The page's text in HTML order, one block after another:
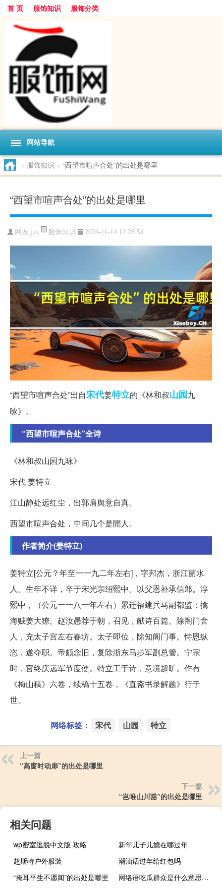
首 页 服饰知识 服饰分类
网站导航
> 服饰知识 > “西望市喧声合处”的出处是哪里
“西望市喧声合处”的出处是哪里
网友:jzx 服饰知识 2024-11-14 12:28:54
“西望市喧声合处”出自宋代姜特立的《林和叔山园九
咏》。
“西望市喧声合处”全诗
《林和叔山园九咏》
宋代 姜特立
江山静处远红尘，出郭肩舆意自真。
西望市喧声合处，中间几个是閒人。
作者简介(姜特立)
姜特立[公元？年至一一九二年左右]，字邦杰，浙江丽水
人。生年不详，卒于宋光宗绍熙中。以父恩补承信郎。淳
熙中，（公元一一八一年左右）累迁福建兵马副都监；擒
海贼姜大獠。赵汝愚荐于朝，召见，献诗百篇。除阁门舍
人，充太子宫左右春坊。太子即位，除知阁门事。恃恩纵
恣，遂夺职。帝颇念旧，复除浙东马步军副总管。宁宗
时，官终庆远军节度使。特立工于诗，意境超旷。作有
《梅山稿》六卷，续稿十五卷，《直斋书录解题》行于
世。
网络标签： 宋代 山园 特立
上一篇
“高窗时动扉”的出处是哪里
下一篇
“岂唯山川豁”的出处是哪里
相关问题
wp密室逃脱中文版 攻略
新年儿子儿媳在哪过年
超斯特户外服装
潮汕话过年给红包吗
“掩耳平生不愿闻”的出处是哪里
网络语吃瓜群众是什么意思，是干什么的什么梗